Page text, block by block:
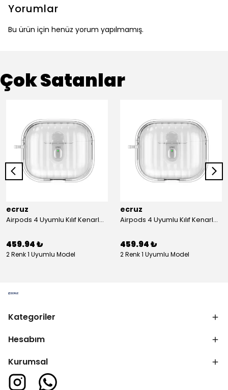
Yorumlar
Bu ürün için henüz yorum yapılmamış.
Çok Satanlar
ecruz
Airpods 4 Uyumlu Kılıf Kenarları Renkli Şeffaf Dilimli Silikon Ecruz Airbag 40 Uyumlu Kılıf
459.94 ₺
2 Renk 1 Uyumlu Model
ecruz
Airpods 4 Uyumlu Kılıf Kenarları Renkli Şeffaf Dilimli Silikon Ecruz Airbag 40 Uyumlu Kılıf
459.94 ₺
2 Renk 1 Uyumlu Model
Kategoriler
Hesabım
Kurumsal